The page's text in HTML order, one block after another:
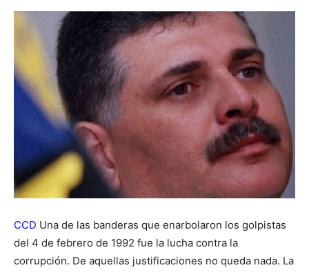
CCD Una de las banderas que enarbolaron los golpistas
del 4 de febrero de 1992 fue la lucha contra la
corrupción. De aquellas justificaciones no queda nada. La